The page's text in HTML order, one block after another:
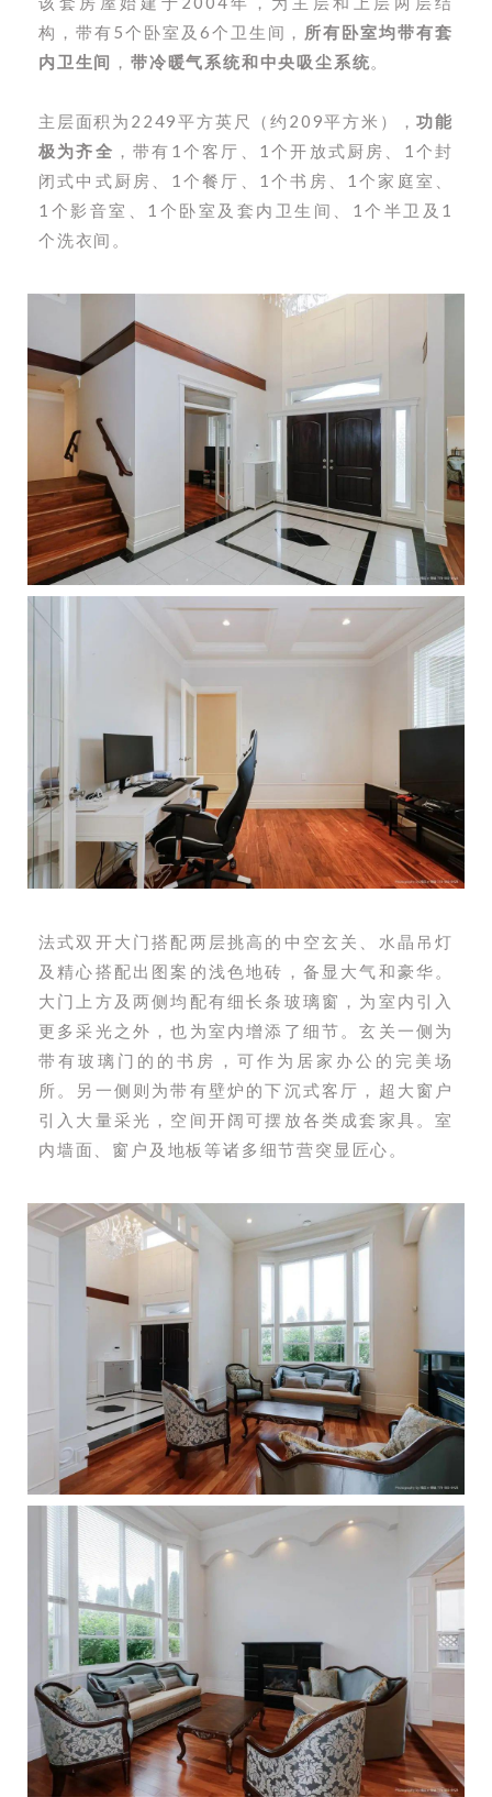
构，带有5个卧室及6个卫生间， 所有卧室均带有套
内卫生间 ，带冷暖气系统和中央吸尘系统。
主层面积为2249平方英尺（约209平方米），功能
极为齐全 ，带有1个客厅、1个开放式厨房、1个封
闭式中式厨房、1个餐厅、1个书房、1个家庭室、
1个影音室、1个卧室及套内卫生间、1个半卫及1
个洗衣间。
法式双开大门搭配两层挑高的中空玄关、水晶吊灯
及精心搭配出图案的浅色地砖，备显大气和豪华。
大门上方及两侧均配有细长条玻璃窗，为室内引入
更多采光之外，也为室内增添了细节。玄关一侧为
带有玻璃门的的书房，可作为居家办公的完美场
所。另一侧则为带有壁炉的下沉式客厅，超大窗户
引入大量采光，空间开阔可摆放各类成套家具。室
内墙面、窗户及地板等诸多细节营突显匠心。